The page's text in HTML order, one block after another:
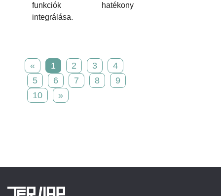
funkciók hatékony
integrálása.
« 1 2 3
4
5
6 7 8
9
10
»